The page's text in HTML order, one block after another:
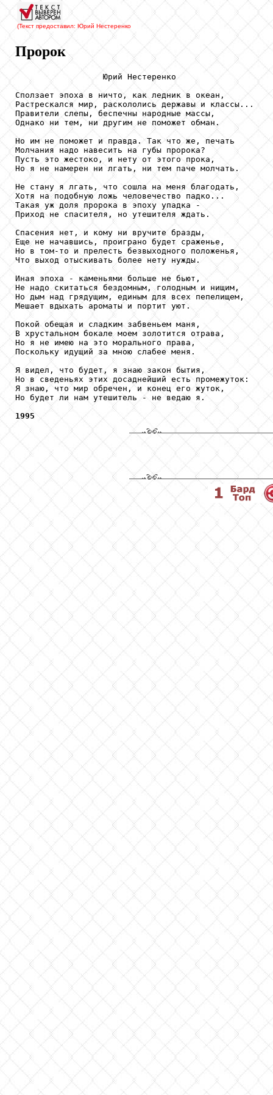
(Текст предоставил: Юрий Нестеренко
Пророк
                  Юрий Нестеренко
Сползает эпоха в ничто, как ледник в океан,
Растрескался мир, раскололись державы и классы...
Правители слепы, беспечны народные массы,
Однако ни тем, ни другим не поможет обман.
Но им не поможет и правда. Так что же, печать
Молчания надо навесить на губы пророка?
Пусть это жестоко, и нету от этого прока,
Но я не намерен ни лгать, ни тем паче молчать.
Не стану я лгать, что сошла на меня благодать,
Хотя на подобную ложь человечество падко...
Такая уж доля пророка в эпоху упадка -
Приход не спасителя, но утешителя ждать.
Спасения нет, и кому ни вручите бразды,
Еще не начавшись, проиграно будет сраженье,
Но в том-то и прелесть безвыходного положенья,
Что выход отыскивать более нету нужды.
Иная эпоха - каменьями больше не бьют,
Не надо скитаться бездомным, голодным и нищим,
Но дым над грядущим, единым для всех пепелищем,
Мешает вдыхать ароматы и портит уют.
Покой обещая и сладким забвеньем маня,
В хрустальном бокале моем золотится отрава,
Но я не имею на это морального права,
Поскольку идущий за мною слабее меня.
Я видел, что будет, я знаю закон бытия,
Но в сведеньях этих досаднейший есть промежуток:
Я знаю, что мир обречен, и конец его жуток,
Но будет ли нам утешитель - не ведаю я.
1995